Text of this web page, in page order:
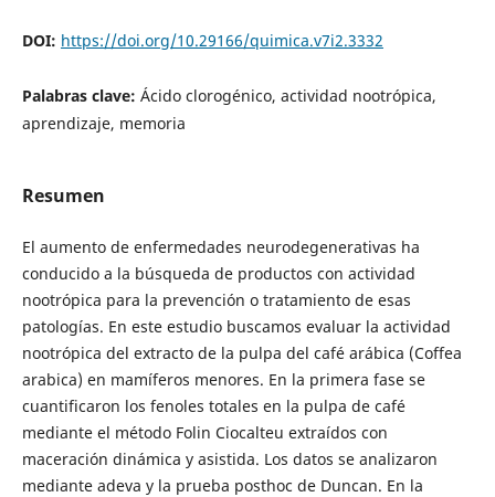
DOI: https://doi.org/10.29166/quimica.v7i2.3332
Palabras clave: Ácido clorogénico, actividad nootrópica,
aprendizaje, memoria
Resumen
El aumento de enfermedades neurodegenerativas ha
conducido a la búsqueda de productos con actividad
nootrópica para la prevención o tratamiento de esas
patologías. En este estudio buscamos evaluar la actividad
nootrópica del extracto de la pulpa del café arábica (Coffea
arabica) en mamíferos menores. En la primera fase se
cuantificaron los fenoles totales en la pulpa de café
mediante el método Folin Ciocalteu extraídos con
maceración dinámica y asistida. Los datos se analizaron
mediante adeva y la prueba posthoc de Duncan. En la